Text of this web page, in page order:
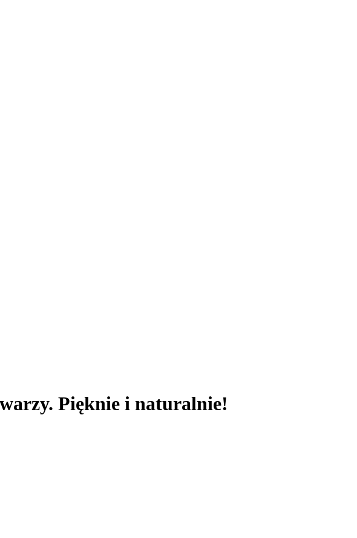
Pięknie i naturalnie!